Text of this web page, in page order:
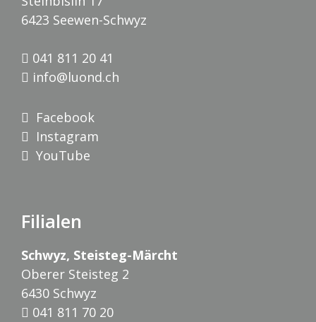
6423 Seewen-Schwyz
041 811 20 41
info@luond.ch
Facebook
Instagram
YouTube
Filialen
Schwyz, Steisteg-Märcht
Oberer Steisteg 2
6430 Schwyz
041 811 70 20